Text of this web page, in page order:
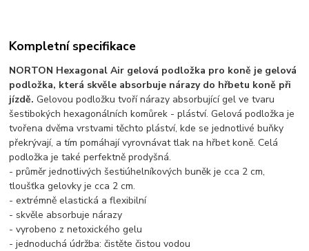
Kompletní specifikace
NORTON Hexagonal Air gelová podložka pro koně je gelová
podložka, která skvěle absorbuje nárazy do hřbetu koně při
jízdě. Gelovou podložku tvoří nárazy absorbující gel ve tvaru
šestibokých hexagonálních komůrek - pláství. Gelová podložka je
tvořena dvěma vrstvami těchto pláství, kde se jednotlivé buňky
překrývají, a tím pomáhají vyrovnávat tlak na hřbet koně. Celá
podložka je také perfektně prodyšná.
- průměr jednotlivých šestiúhelníkových buněk je cca 2 cm,
tloušťka gelovky je cca 2 cm.
- extrémně elastická a flexibilní
- skvěle absorbuje nárazy
- vyrobeno z netoxického gelu
- jednoduchá údržba: čistěte čistou vodou